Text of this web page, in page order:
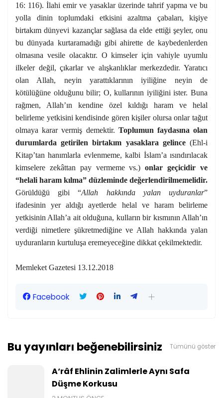
16: 116). İlahi emir ve yasaklar üzerinde tahrif yapma ve bu
yolla dinin toplumdaki etkisini azaltma çabaları, kişiye
birtakım dünyevi kazançlar sağlasa da elde ettiği şeyler, onu
bu dünyada kurtaramadığı gibi ahirette de kaybedenlerden
olmasına vesile olacaktır. O kimseler için vahiyle uyumlu
ilkeler değil, çıkarlar ve alışkanlıklar merkezdedir. Yaratıcı
olan Allah, neyin yarattıklarının iyiliğine neyin de
kötülüğüne olduğunu bilir; O, kullarının iyiliğini ister. Buna
rağmen, Allah’ın kendine özel kıldığı haram ve helal
belirleme yetkisini kendisinde gören kişiler olursa onlar tağut
olmaya karar vermiş demektir. Toplumun faydasına olan
durumlarda getirilen birtakım yasaklara gelince (Ehl-i
Kitap’tan hanımlarla evlenmeme, kalbi İslam’a ısındırılacak
kimselere zekâttan pay vermeme vs.) onlar geçicidir ve
“helali haram kılma” düzleminde değerlendirilmemelidir.
Görüldüğü gibi “Allah hakkında yalan uyduranlar”
ifadesinin yer aldığı ayetlerde helal ve haram belirleme
yetkisinin Allah’a ait olduğuna, kulların bir kısmının Allah’ın
verdiği nimetlere şükretmediğine ve Allah hakkında yalan
uyduranların kurtuluşa eremeyeceğine dikkat çekilmektedir.
Memleket Gazetesi 13.12.2018
Facebook
Bu yayınları beğenebilirsiniz Tümünü göster
A‘râf Ehlinin Zalimlerle Aynı Safa
Düşme Korkusu